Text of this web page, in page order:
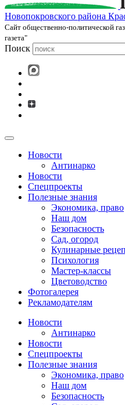
Новопокровского района
Cайт общественно-политической
газета"
Поиск
Новости
Антинарко
Новости
Спецпроекты
Полезные знания
Экономика, право
Наш дом
Безопасность
Сад, огород
Кулинарные
Психология
Мастер-классы
Цветоводство
Фотогалерея
Рекламодателям
Новости
Антинарко
Новости
Спецпроекты
Полезные знания
Экономика, право
Наш дом
Безопасность